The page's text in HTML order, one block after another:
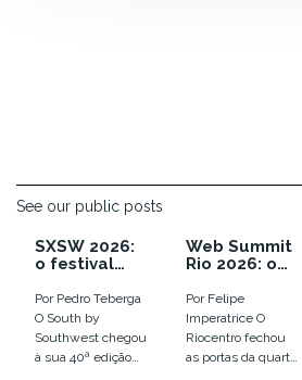
See our public posts
SXSW 2026:
o festival
as
tendências e
colocou o
humano em
xeque
Por Pedro Teberga
O South by
Southwest chegou
à sua 40ª edição
Web Summit
Rio 2026: o
euforia com
IA virou
disputa por
infraestrutur
Por Felipe
Imperatrice O
Riocentro fechou
as portas da quarta